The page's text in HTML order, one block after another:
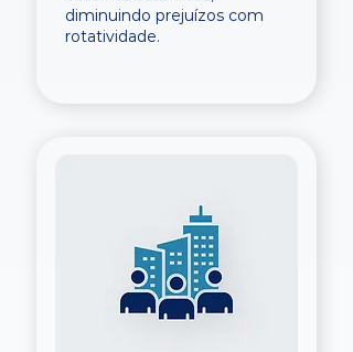
diminuindo prejuízos com
rotatividade.